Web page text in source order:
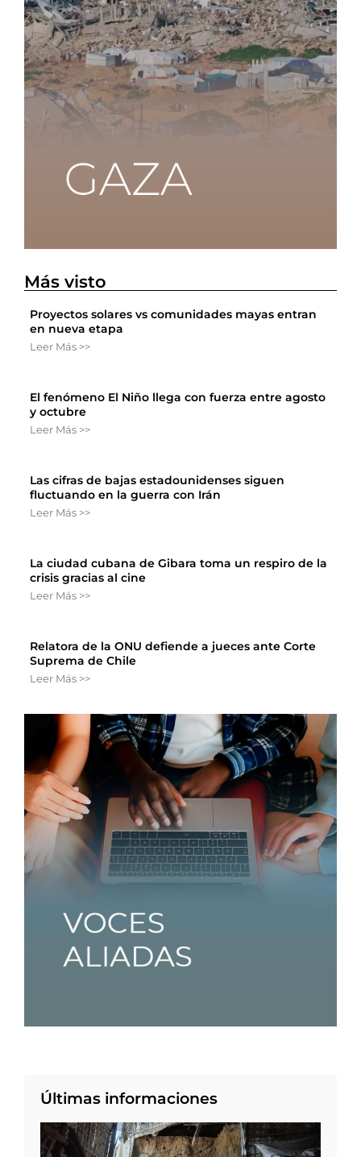
Más visto
Proyectos solares vs comunidades mayas entran
en nueva etapa
Leer Más >>
El fenómeno El Niño llega con fuerza entre agosto
y octubre
Leer Más >>
Las cifras de bajas estadounidenses siguen
fluctuando en la guerra con Irán
Leer Más >>
La ciudad cubana de Gibara toma un respiro de la
crisis gracias al cine
Leer Más >>
Relatora de la ONU defiende a jueces ante Corte
Suprema de Chile
Leer Más >>
Últimas informaciones